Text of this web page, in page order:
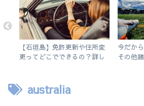
【石垣島】免許更新や住所変
更ってどこでできるの？詳し
今だか
その他
australia